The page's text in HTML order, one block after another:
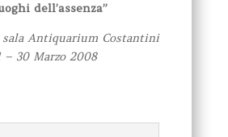
dell’assenza”
sala Antiquarium Costantini
– 30 Marzo 2008